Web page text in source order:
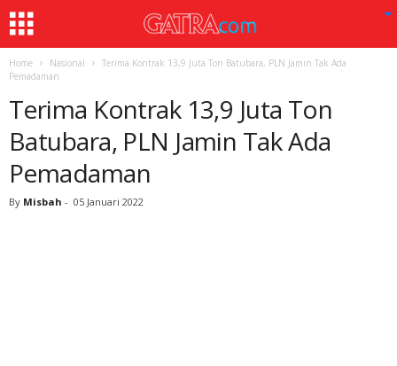
Home Nasional
Terima Kontrak 13,9 Juta Ton Batubara, PLN Jamin Tak Ada
Pemadaman
Terima Kontrak 13,9 Juta Ton
Batubara, PLN Jamin Tak Ada
Pemadaman
By Misbah - 05 Januari 2022